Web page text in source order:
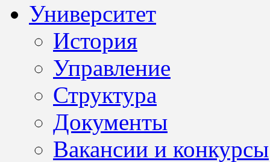
Университет
История
Управление
Структура
Документы
Вакансии и конкурсы